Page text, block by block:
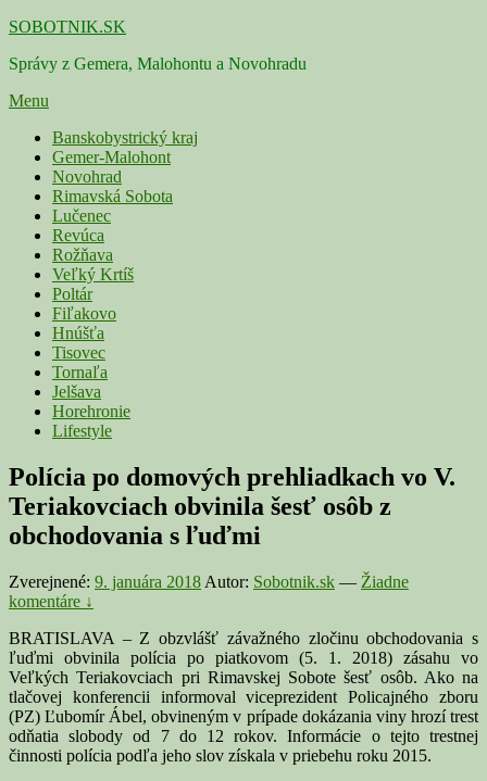
Skip
content
SOBOTNIK.SK
Správy z Gemera, Malohontu a Novohradu
Menu
Primárne
menu
Banskobystrický kraj
Gemer-Malohont
Novohrad
Rimavská Sobota
Lučenec
Revúca
Rožňava
Veľký Krtíš
Poltár
Fiľakovo
Hnúšťa
Tisovec
Tornaľa
Jelšava
Horehronie
Lifestyle
Polícia po domových prehliadkach vo V.
Teriakovciach obvinila šesť osôb z
obchodovania s ľuďmi
Zverejnené: 9. januára 2018 Autor: Sobotnik.sk — Žiadne
komentáre ↓
BRATISLAVA – Z obzvlášť závažného zločinu obchodovania s
ľuďmi obvinila polícia po piatkovom (5. 1. 2018) zásahu vo
Veľkých Teriakovciach pri Rimavskej Sobote šesť osôb. Ako na
tlačovej konferencii informoval viceprezident Policajného zboru
(PZ) Ľubomír Ábel, obvineným v prípade dokázania viny hrozí trest
odňatia slobody od 7 do 12 rokov. Informácie o tejto trestnej
činnosti polícia podľa jeho slov získala v priebehu roku 2015.